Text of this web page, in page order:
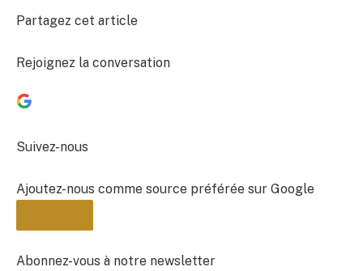
Partagez cet article
Rejoignez la conversation
Suivez-nous
Ajoutez-nous comme source préférée sur Google
Abonnez-vous à notre newsletter